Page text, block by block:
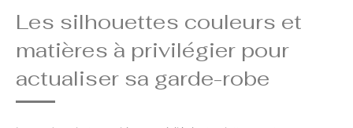
Les silhouettes couleurs et
matières à privilégier pour
actualiser sa garde-robe